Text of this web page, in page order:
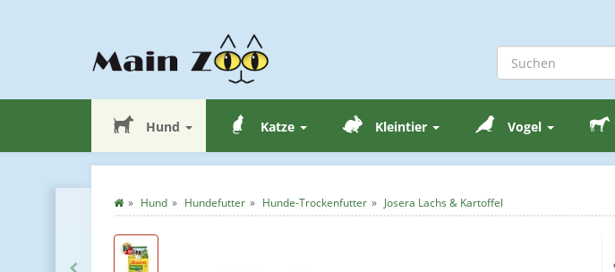
Hund Katze Kleintier Vogel
Hund Hundefutter Hunde-Trockenfutter Josera Lachs & Kartoffel